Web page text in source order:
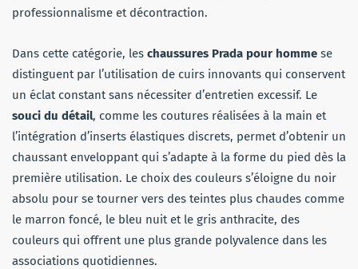
professionnalisme et décontraction.
Dans cette catégorie, les chaussures Prada pour homme se
distinguent par l’utilisation de cuirs innovants qui conservent
un éclat constant sans nécessiter d’entretien excessif. Le
souci du détail, comme les coutures réalisées à la main et
l’intégration d’inserts élastiques discrets, permet d’obtenir un
chaussant enveloppant qui s’adapte à la forme du pied dès la
première utilisation. Le choix des couleurs s’éloigne du noir
absolu pour se tourner vers des teintes plus chaudes comme
le marron foncé, le bleu nuit et le gris anthracite, des
couleurs qui offrent une plus grande polyvalence dans les
associations quotidiennes.